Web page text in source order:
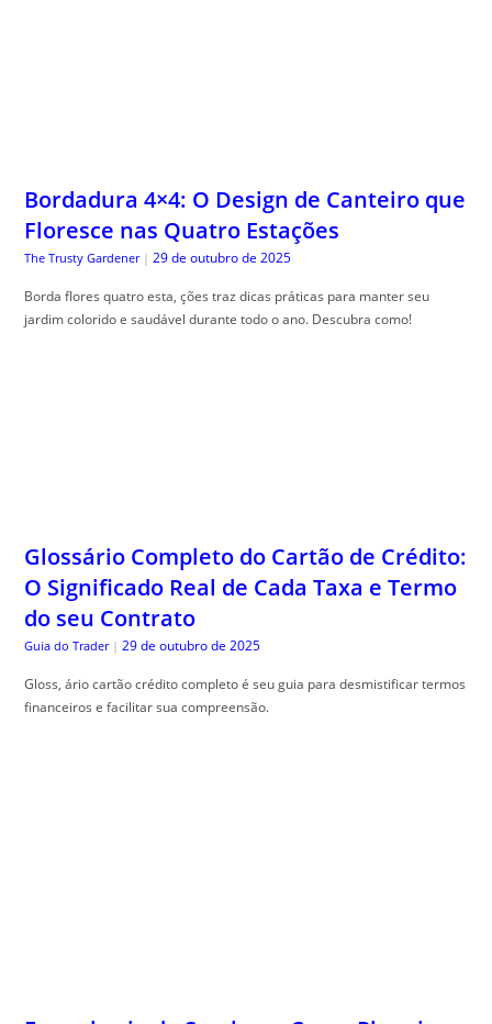
Bordadura 4×4: O Design de Canteiro que
Floresce nas Quatro Estações
The Trusty Gardener | 29 de outubro de 2025
Borda flores quatro esta, ções traz dicas práticas para manter seu
jardim colorido e saudável durante todo o ano. Descubra como!
Glossário Completo do Cartão de Crédito:
O Significado Real de Cada Taxa e Termo
do seu Contrato
Guia do Trader | 29 de outubro de 2025
Gloss, ário cartão crédito completo é seu guia para desmistificar termos
financeiros e facilitar sua compreensão.